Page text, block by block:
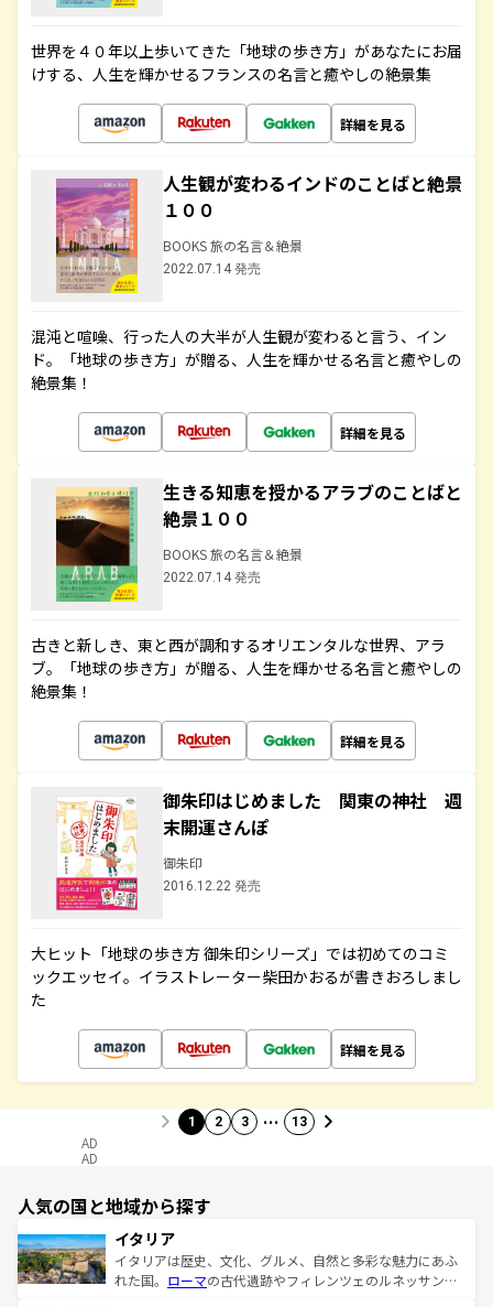
世界を４０年以上歩いてきた「地球の歩き方」があなたにお届
けする、人生を輝かせるフランスの名言と癒やしの絶景集
詳細を見る
人生観が変わるインドのことばと絶景
１００
BOOKS 旅の名言＆絶景
2022.07.14 発売
混沌と喧噪、行った人の大半が人生観が変わると言う、イン
ド。「地球の歩き方」が贈る、人生を輝かせる名言と癒やしの
絶景集！
詳細を見る
生きる知恵を授かるアラブのことばと
絶景１００
BOOKS 旅の名言＆絶景
2022.07.14 発売
古きと新しき、東と西が調和するオリエンタルな世界、アラ
ブ。「地球の歩き方」が贈る、人生を輝かせる名言と癒やしの
絶景集！
詳細を見る
御朱印はじめました 関東の神社 週
末開運さんぽ
御朱印
2016.12.22 発売
大ヒット「地球の歩き方 御朱印シリーズ」では初めてのコミ
ックエッセイ。イラストレーター柴田かおるが書きおろしまし
た
詳細を見る
1 2 3 … 13
AD
AD
人気の国と地域から探す
イタリア
イタリアは歴史、文化、グルメ、自然と多彩な魅力にあふ
れた国。 ローマの古代遺跡やフィレンツェのルネッサンス